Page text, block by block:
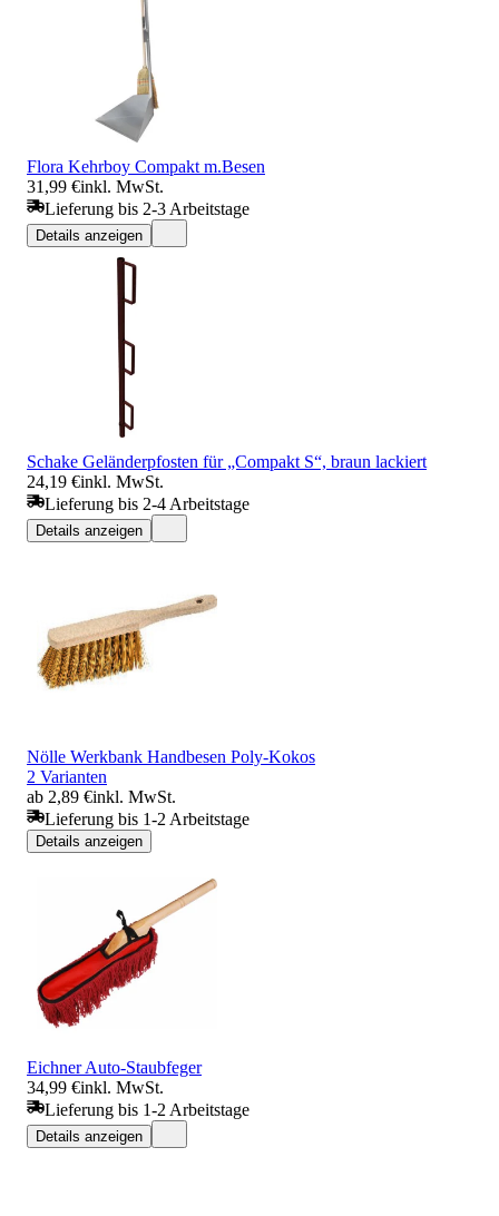
Flora Kehrboy Compakt m.Besen
31,99 €inkl. MwSt.
Lieferung bis 2-3 Arbeitstage
Details anzeigen
Schake Geländerpfosten für „Compakt S“, braun lackiert
24,19 €inkl. MwSt.
Lieferung bis 2-4 Arbeitstage
Details anzeigen
Nölle Werkbank Handbesen Poly-Kokos
2 Varianten
ab 2,89 €inkl. MwSt.
Lieferung bis 1-2 Arbeitstage
Details anzeigen
Eichner Auto-Staubfeger
34,99 €inkl. MwSt.
Lieferung bis 1-2 Arbeitstage
Details anzeigen